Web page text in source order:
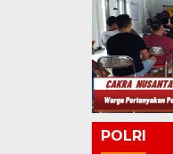
POLRI